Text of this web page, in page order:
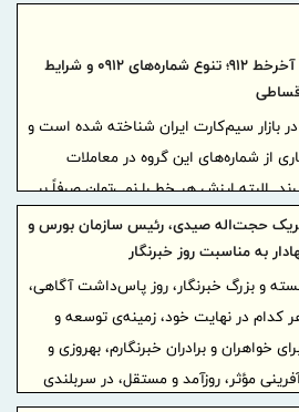
اما با انتخاب درست یک قالیشویی
نمی بینند بلکه تمیز و زیبا به شما
معرفی آخرخط 912؛ تنوع شماره‌های 0912 و شرایط
سال‌هاست در بازار سیم‌کارت ایران شناخته شده است و
از شماره‌های این گروه در معاملات
البته ارزش هر خط را نمی‌توان صرفاً بر
شماره، الگوی اعداد، میزان رند بودن،
نیز در انتخاب و قیمت‌گذاری مؤثر
حجت‌اله صیدی، رئیس سازمان بورس و
به مناسبت روز خبرنگار
و بزرگ خبرنگار، روز پاس‌داشت آگاهی‌،
در نهایت خود، زمینه‌ی توسعه و
خواهران و برادران خبرنگارم، بهروزی و
مؤثر، روزآمد و مستقل، در سربلندی